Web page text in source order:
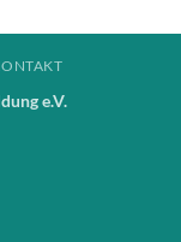
e.V.